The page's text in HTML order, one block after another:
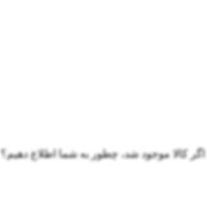
اگر کالا موجود شد، چطور به شما اطلاع دهیم؟